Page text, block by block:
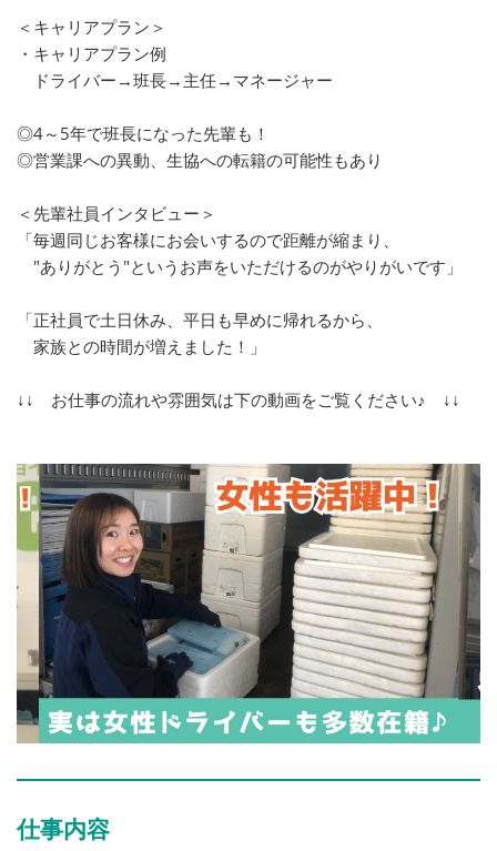
＜キャリアプラン＞
・キャリアプラン例
ドライバー→班長→主任→マネージャー
◎4～5年で班長になった先輩も！
◎営業課への異動、生協への転籍の可能性もあり
＜先輩社員インタビュー＞
「毎週同じお客様にお会いするので距離が縮まり、
"ありがとう"というお声をいただけるのがやりがいです」
「正社員で土日休み、平日も早めに帰れるから、
家族との時間が増えました！」
↓↓ お仕事の流れや雰囲気は下の動画をご覧ください♪ ↓↓
仕事内容